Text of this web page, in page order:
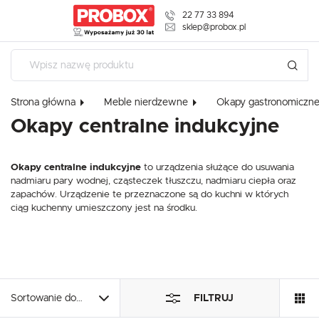
22 77 33 894
sklep@probox.pl
Strona główna Meble nierdzewne Okapy gastronomiczne
Okapy centralne indukcyjne
Okapy centralne indukcyjne to urządzenia służące do usuwania
nadmiaru pary wodnej, cząsteczek tłuszczu, nadmiaru ciepła oraz
zapachów. Urządzenie te przeznaczone są do kuchni w których
ciąg kuchenny umieszczony jest na środku.
Sortowanie domyślne FILTRUJ
USTAWIENIA
Szanujemy Twoją prywatność. Możesz zmienić ustawienia cookies
korzystanie z oferowanych przez nas usług.
Więcej
USTAWIENIA REGIONALNE
Lokalizacja
Polska
polski
Polski złoty (PLN)